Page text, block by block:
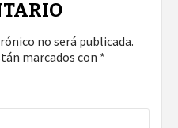
no será publicada.
marcados con *